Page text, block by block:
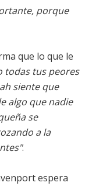
porque
que lo que le
todas tus peores
siente que
algo que nadie
se
a la
.
espera